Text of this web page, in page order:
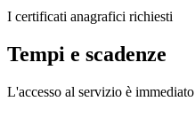
I certificati anagrafici richiesti
Tempi e scadenze
L'accesso al servizio è immediato